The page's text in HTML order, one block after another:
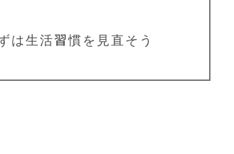
は生活習慣を見直そう